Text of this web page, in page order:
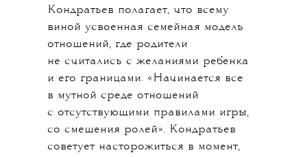
Кондратьев полагает, что всему
виной усвоенная семейная модель
отношений, где родители
не считались с желаниями ребенка
и его границами. «Начинается все
в мутной среде отношений
с отсутствующими правилами игры,
со смешения ролей». Кондратьев
советует насторожиться в момент,